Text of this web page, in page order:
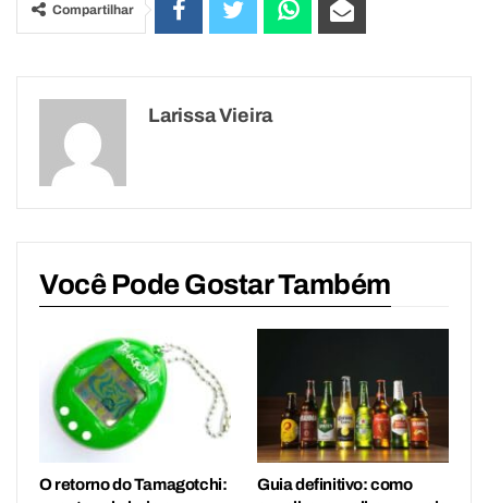
Compartilhar
Larissa Vieira
Você Pode Gostar Também
O retorno do Tamagotchi:
Guia definitivo: como